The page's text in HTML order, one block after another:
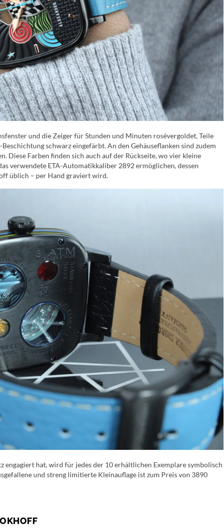
und die Zeiger für Stunden und Minuten rosévergoldet, Teile
schwarz eingefärbt. An den Gehäuseflanken sind zudem
Diese Farben finden sich auch auf der Rückseite, wo vier kleine
verwendete ETA-Automatikkaliber 2892 ermöglichen, dessen
üblich – per Hand graviert wird.
engagiert hat, wird für jedes der 10 erhältlichen Exemplare symbolisch
und streng limitierte Kleinauflage ist zum Preis von 3890